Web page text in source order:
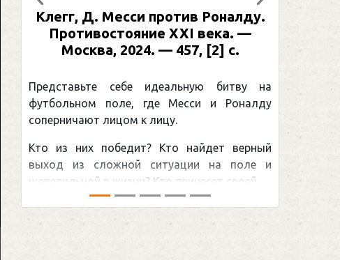
Клегг, Д. Месси против Роналду.
Противостояние XXI века. —
Москва, 2024. — 457, [2] с.
Представьте себе идеальную битву на
футбольном поле, где Месси и Роналду
соперничают лицом к лицу.
Кто из них победит? Кто найдет верный
выход из сложной ситуации на поле и
щепетильной в жизни? Кто принесет своей ...
Предыдущий Следующий